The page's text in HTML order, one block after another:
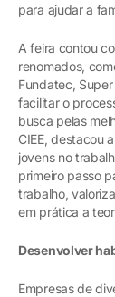
para ajudar a
A feira contou
renomados,
Fundatec,
facilitar o
busca pelas
CIEE, destacou
jovens no
primeiro passo
trabalho,
em prática a
Desenvolver
Empresas de